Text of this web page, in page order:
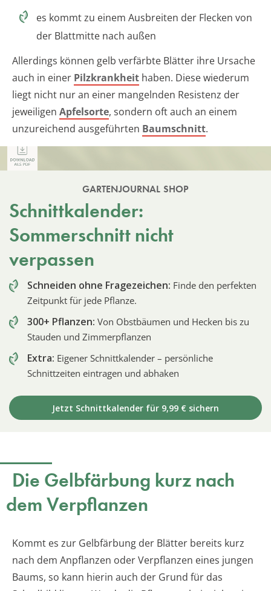
es kommt zu einem Ausbreiten der Flecken von
der Blattmitte nach außen
Allerdings können gelb verfärbte Blätter ihre Ursache
auch in einer Pilzkrankheit haben. Diese wiederum
liegt nicht nur an einer mangelnden Resistenz der
jeweiligen Apfelsorte, sondern oft auch an einem
unzureichend ausgeführten Baumschnitt.
GARTENJOURNAL SHOP
Schnittkalender:
Sommerschnitt nicht
verpassen
Schneiden ohne Fragezeichen: Finde den perfekten
Zeitpunkt für jede Pflanze.
300+ Pflanzen: Von Obstbäumen und Hecken bis zu
Stauden und Zimmerpflanzen
Extra: Eigener Schnittkalender – persönliche
Schnittzeiten eintragen und abhaken
Jetzt Schnittkalender für 9,99 € sichern
Die Gelbfärbung kurz nach
dem Verpflanzen
Kommt es zur Gelbfärbung der Blätter bereits kurz
nach dem Anpflanzen oder Verpflanzen eines jungen
Baums, so kann hierin auch der Grund für das